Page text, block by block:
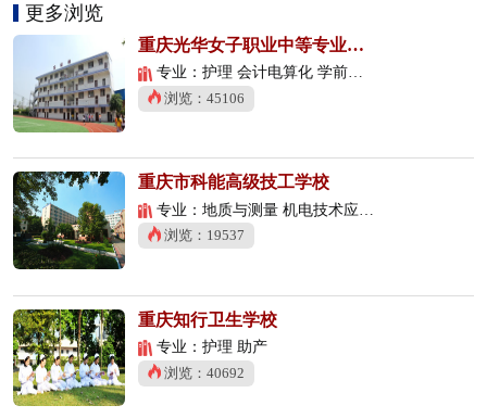
更多浏览
重庆光华女子职业中等专业学校
专业：护理 会计电算化 学前教育
浏览：45106
重庆市科能高级技工学校
专业：地质与测量 机电技术应用 数控技术应用
浏览：19537
重庆知行卫生学校
专业：护理 助产
浏览：40692